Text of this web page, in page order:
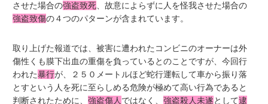
させた場合の強盗致死、故意によらずに人を怪我させた場合の
強盗致傷の４つのパターンが含まれています。
取り上げた報道では、被害に遭われたコンビニのオーナーは外
傷性くも膜下出血の重傷を負っているとのことですが、今回行
われた暴行が、２５０メートルほど蛇行運転して車から振り落
とすという人を死に至らしめる危険が極めて高い行為であると
判断されたために、強盗傷人ではなく、強盗殺人未遂として逮